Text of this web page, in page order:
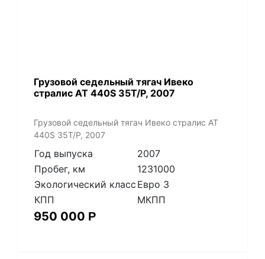
Грузовой седельный тягач Ивеко
стралис АТ 440S 35T/P, 2007
Грузовой седельный тягач Ивеко стралис АТ
440S 35T/P, 2007
Год выпуска
2007
Пробег, км
1231000
Экологический класс Евро 3
КПП
МКПП
950 000 Р